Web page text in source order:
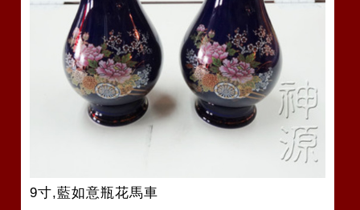
9寸,藍如意瓶花馬車